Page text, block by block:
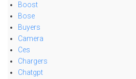
Boost
Bose
Buyers
Camera
Ces
Chargers
Chatgpt